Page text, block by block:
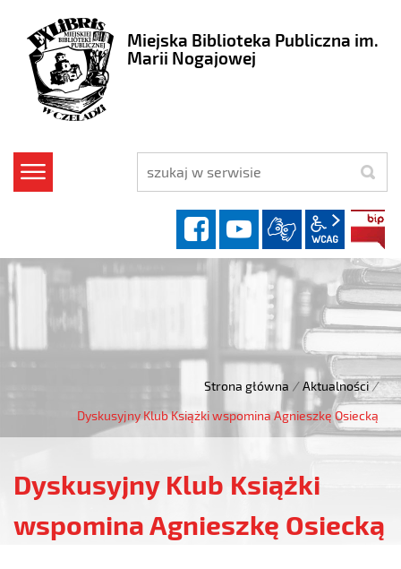
Miejska Biblioteka Publiczna im.
Marii Nogajowej
szukaj
facebookYouTube
wcag2.1
Strona główna / Aktualności /
Dyskusyjny Klub Książki wspomina Agnieszkę Osiecką
Dyskusyjny Klub Książki
wspomina Agnieszkę Osiecką